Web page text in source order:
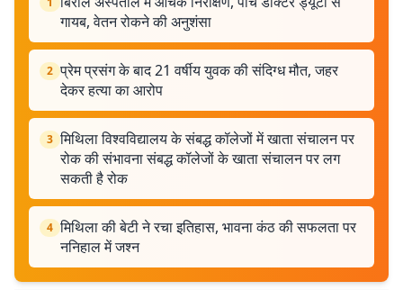
गायब, वेतन रोकने की अनुशंसा
2 प्रेम प्रसंग के बाद 21 वर्षीय युवक की संदिग्ध मौत, जहर
देकर हत्या का आरोप
3 मिथिला विश्वविद्यालय के संबद्ध कॉलेजों में खाता संचालन पर
रोक की संभावना संबद्ध कॉलेजों के खाता संचालन पर लग
सकती है रोक
4 मिथिला की बेटी ने रचा इतिहास, भावना कंठ की सफलता पर
ननिहाल में जश्न